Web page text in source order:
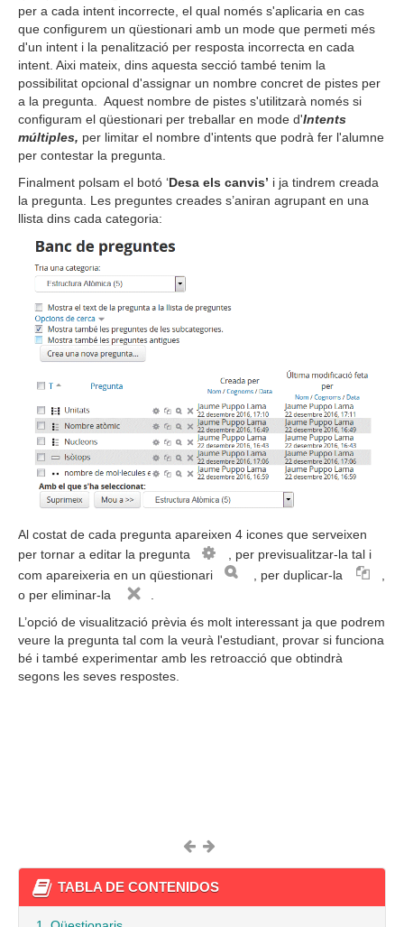
per a cada intent incorrecte, el qual només s'aplicaria en cas
que configurem un qüestionari amb un mode que permeti més
d'un intent i la penalització per resposta incorrecta en cada
intent. Aixi mateix, dins aquesta secció també tenim la
possibilitat opcional d'assignar un nombre concret de pistes per
a la pregunta. Aquest nombre de pistes s'utilitzarà només si
configuram el qüestionari per treballar en mode d'Intents
múltiples, per limitar el nombre d'intents que podrà fer l'alumne
per contestar la pregunta.
Finalment polsam el botó ‘Desa els canvis’ i ja tindrem creada
la pregunta. Les preguntes creades s’aniran agrupant en una
llista dins cada categoria:
Al costat de cada pregunta apareixen 4 icones que serveixen
per tornar a editar la pregunta
, per previsualitzar-la tal i
com apareixeria en un qüestionari
, per duplicar-la
o per eliminar-la
L’opció de visualització prèvia és molt interessant ja que podrem
veure la pregunta tal com la veurà l'estudiant, provar si funciona
bé i també experimentar amb les retroacció que obtindrà
segons les seves respostes.
TABLA DE CONTENIDOS